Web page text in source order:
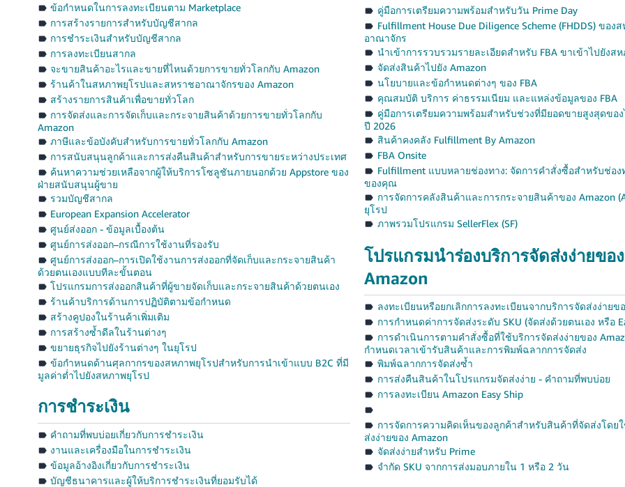
ข้อกำหนดในการลงทะเบียนตาม Marketplace
การสร้างรายการสำหรับบัญชีสากล
การชำระเงินสำหรับบัญชีสากล
การลงทะเบียนสากล
จะขายสินค้าอะไรและขายที่ไหนด้วยการขายทั่วโลกกับ Amazon
ร้านค้าในสหภาพยุโรปและสหราชอาณาจักรของ Amazon
สร้างรายการสินค้าเพื่อขายทั่วโลก
การจัดส่งและการจัดเก็บและกระจายสินค้าด้วยการขายทั่วโลกกับ
Amazon
ภาษีและข้อบังคับสำหรับการขายทั่วโลกกับ Amazon
การสนับสนุนลูกค้าและการส่งคืนสินค้าสำหรับการขายระหว่างประเทศ
ค้นหาความช่วยเหลือจากผู้ให้บริการโซลูชันภายนอกด้วย Appstore ของ
ฝ่ายสนับสนุนผู้ขาย
รวมบัญชีสากล
European Expansion Accelerator
ศูนย์ส่งออก - ข้อมูลเบื้องต้น
ศูนย์การส่งออก–กรณีการใช้งานที่รองรับ
ศูนย์การส่งออก–การเปิดใช้งานการส่งออกที่จัดเก็บและกระจายสินค้า
ด้วยตนเองแบบทีละขั้นตอน
โปรแกรมการส่งออกสินค้าที่ผู้ขายจัดเก็บและกระจายสินค้าด้วยตนเอง
ร้านค้าบริการด้านการปฏิบัติตามข้อกำหนด
สร้างคูปองในร้านค้าเพิ่มเติม
การสร้างซ้ำดีลในร้านต่างๆ
ขยายธุรกิจไปยังร้านต่างๆ ในยุโรป
ข้อกำหนดด้านศุลกากรของสหภาพยุโรปสำหรับการนำเข้าแบบ B2C ที่มี
มูลค่าต่ำไปยังสหภาพยุโรป
การชำระเงิน
คำถามที่พบบ่อยเกี่ยวกับการชำระเงิน
งานและเครื่องมือในการชำระเงิน
ข้อมูลอ้างอิงเกี่ยวกับการชำระเงิน
บัญชีธนาคารและผู้ให้บริการชำระเงินที่ยอมรับได้
คู่มือการเตรียมความพร้อมสำหรับวัน Prime Day
Fulfillment House Due Diligence Scheme (FHDDS) ของ
อาณาจักร
นำเข้าการรวบรวมรายละเอียดสำหรับ FBA ขาเข้าไปยังส
จัดส่งสินค้าไปยัง Amazon
นโยบายและข้อกำหนดต่างๆ ของ FBA
คุณสมบัติ บริการ ค่าธรรมเนียม และแหล่งข้อมูลของ FBA
คู่มือการเตรียมความพร้อมสำหรับช่วงที่มียอดขายสูงสุดขอ
ปี 2026
สินค้าคงคลัง Fulfillment By Amazon
FBA Onsite
Fulfillment แบบหลายช่องทาง: จัดการคำสั่งซื้อสำหรับช่อง
ของคุณ
การจัดการคลังสินค้าและการกระจายสินค้าของ Amazon
ยุโรป
ภาพรวมโปรแกรม SellerFlex (SF)
โปรแกรมนำร่องบริการจัดส่งง่ายของ
Amazon
ลงทะเบียนหรือยกเลิกการลงทะเบียนจากบริการจัดส่งง่ายข
การกำหนดค่าการจัดส่งระดับ SKU (จัดส่งด้วยตนเอง หรือ
การดำเนินการตามคำสั่งซื้อที่ใช้บริการจัดส่งง่ายของ
กำหนดเวลาเข้ารับสินค้าและการพิมพ์ฉลากการจัดส่ง
พิมพ์ฉลากการจัดส่งซ้ำ
การส่งคืนสินค้าในโปรแกรมจัดส่งง่าย - คำถามที่พบบ่อย
การลงทะเบียน Amazon Easy Ship
การจัดการความคิดเห็นของลูกค้าสำหรับสินค้าที่จัดส่งโดย
ส่งง่ายของ Amazon
จัดส่งง่ายสำหรับ Prime
จำกัด SKU จากการส่งมอบภายใน 1 หรือ 2 วัน